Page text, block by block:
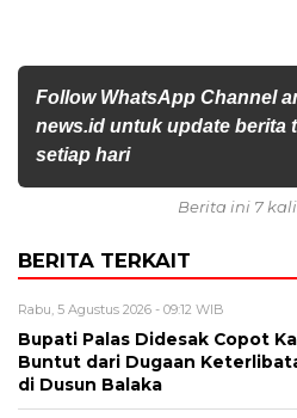
Follow WhatsApp Channel
news.id untuk update berita
setiap hari
Berita ini 7
BERITA TERKAIT
Rabu, 5 Agustus 2026 - 09:12 WIB
Bupati Palas Didesak Copot
Buntut dari Dugaan
di Dusun Balaka